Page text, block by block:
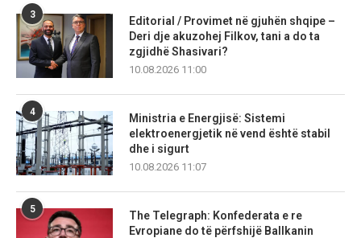
3
Editorial / Provimet në gjuhën shqipe –
Deri dje akuzohej Filkov, tani a do ta
zgjidhë Shasivari?
10.08.2026 11:00
4
Ministria e Energjisë: Sistemi
elektroenergjetik në vend është stabil
dhe i sigurt
10.08.2026 11:07
5
The Telegraph: Konfederata e re
Evropiane do të përfshijë Ballkanin